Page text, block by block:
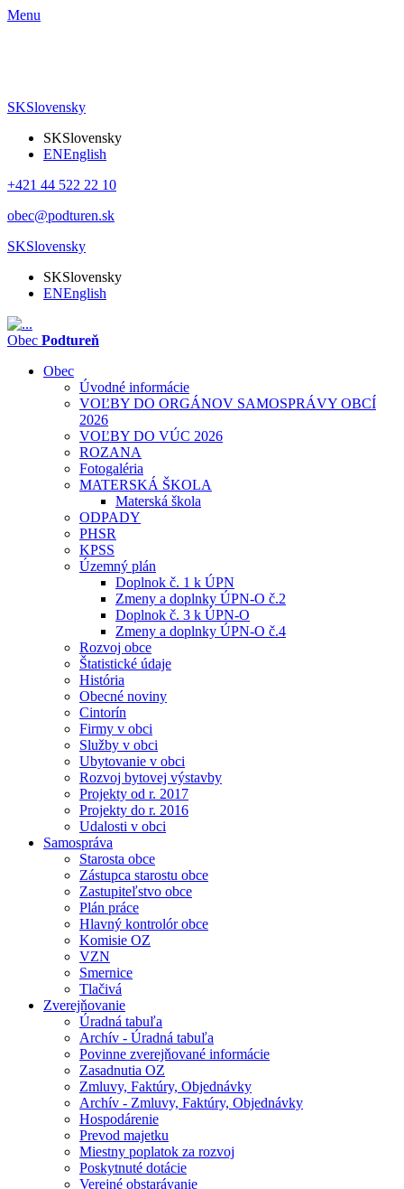
Menu
SKSlovensky
SKSlovensky
ENEnglish
+421 44 522 22 10
obec@podturen.sk
SKSlovensky
SKSlovensky
ENEnglish
Obec Podtureň
Obec
Úvodné informácie
VOĽBY DO ORGÁNOV SAMOSPRÁVY OBCÍ
2026
VOĽBY DO VÚC 2026
ROZANA
Fotogaléria
MATERSKÁ ŠKOLA
Materská škola
ODPADY
PHSR
KPSS
Územný plán
Doplnok č. 1 k ÚPN
Zmeny a doplnky ÚPN-O č.2
Doplnok č. 3 k ÚPN-O
Zmeny a doplnky ÚPN-O č.4
Rozvoj obce
Štatistické údaje
História
Obecné noviny
Cintorín
Firmy v obci
Služby v obci
Ubytovanie v obci
Rozvoj bytovej výstavby
Projekty od r. 2017
Projekty do r. 2016
Udalosti v obci
Samospráva
Starosta obce
Zástupca starostu obce
Zastupiteľstvo obce
Plán práce
Hlavný kontrolór obce
Komisie OZ
VZN
Smernice
Tlačivá
Zverejňovanie
Úradná tabuľa
Archív - Úradná tabuľa
Povinne zverejňované informácie
Zasadnutia OZ
Zmluvy, Faktúry, Objednávky
Archív - Zmluvy, Faktúry, Objednávky
Hospodárenie
Prevod majetku
Miestny poplatok za rozvoj
Poskytnuté dotácie
Verejné obstarávanie